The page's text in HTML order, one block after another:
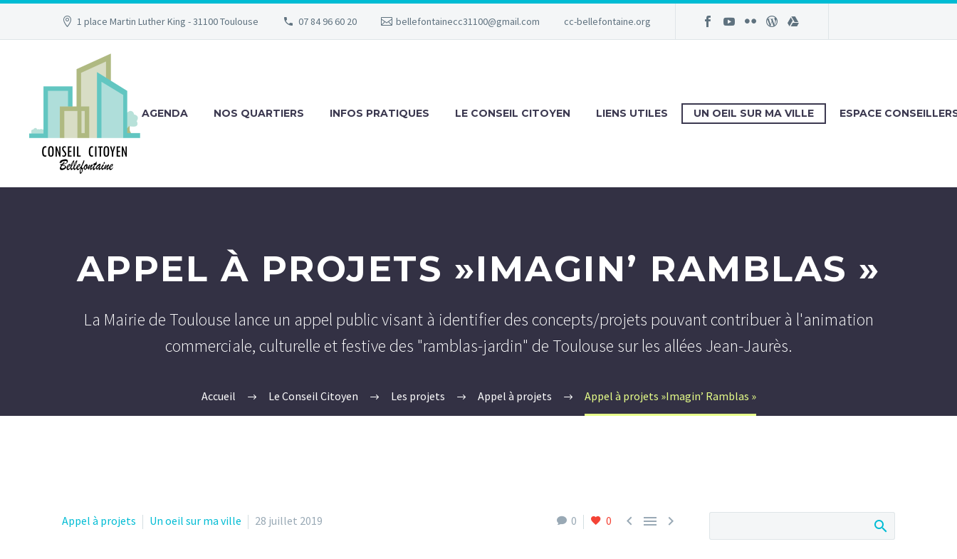
1 place Martin Luther King - 31100 Toulouse 07 84 96 60 20 bellefontainecc31100@gmail.com cc-bellefontaine.org
AGENDA NOS QUARTIERS INFOS PRATIQUES LE CONSEIL CITOYEN LIENS UTILES UN OEIL SUR MA VILLE ESPACE
APPEL À PROJETS »IMAGIN’ RAMBLAS »
La Mairie de Toulouse lance un appel public visant à identifier des concepts/projets pouvant contribuer à l'animation
commerciale, culturelle et festive des "ramblas-jardin" de Toulouse sur les allées Jean-Jaurès.
Accueil Le Conseil Citoyen Les projets Appel à projets Appel à projets »Imagin’ Ramblas »
0 0   
Appel à projets Un oeil sur ma ville 28 juillet 2019